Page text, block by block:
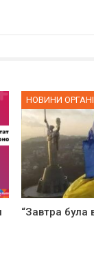
НОВИНИ
“Завтра була